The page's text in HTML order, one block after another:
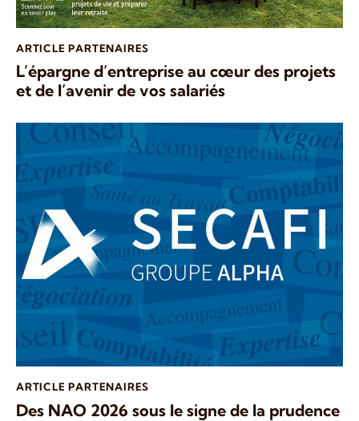
ARTICLE PARTENAIRES
L’épargne d’entreprise au cœur des projets
et de l’avenir de vos salariés
ARTICLE PARTENAIRES
Des NAO 2026 sous le signe de la prudence